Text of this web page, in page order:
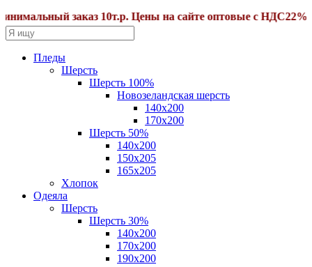
заказ 10т.р. Цены на сайте оптовые с
Пледы
Шерсть
Шерсть 100%
Новозеландская шерсть
140х200
170x200
Шерсть 50%
140x200
150х205
165х205
Хлопок
Одеяла
Шерсть
Шерсть 30%
140х200
170х200
190х200